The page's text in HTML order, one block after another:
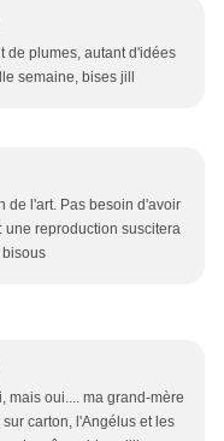
de plumes, autant d'idées
semaine, bises jill
de l'art. Pas besoin d'avoir
reproduction suscitera
mais oui.... ma grand-mère
carton, l'Angélus et les